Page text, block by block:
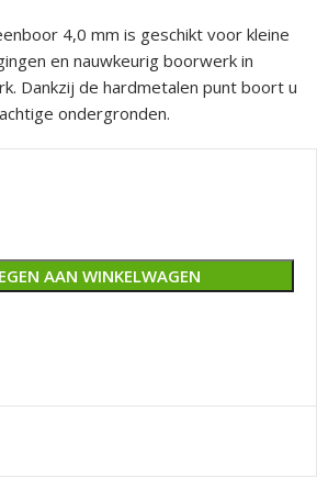
4,0 mm is geschikt voor kleine
en nauwkeurig boorwerk in
Dankzij de hardmetalen punt boort u
ondergronden.
AAN WINKELWAGEN